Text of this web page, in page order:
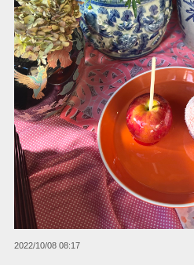
2022/10/08 08:17